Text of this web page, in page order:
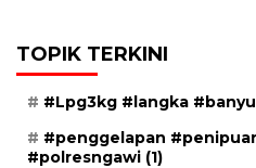
TOPIK TERKINI
#Lpg3kg #langka
#penggelapan
#polresngawi (1)